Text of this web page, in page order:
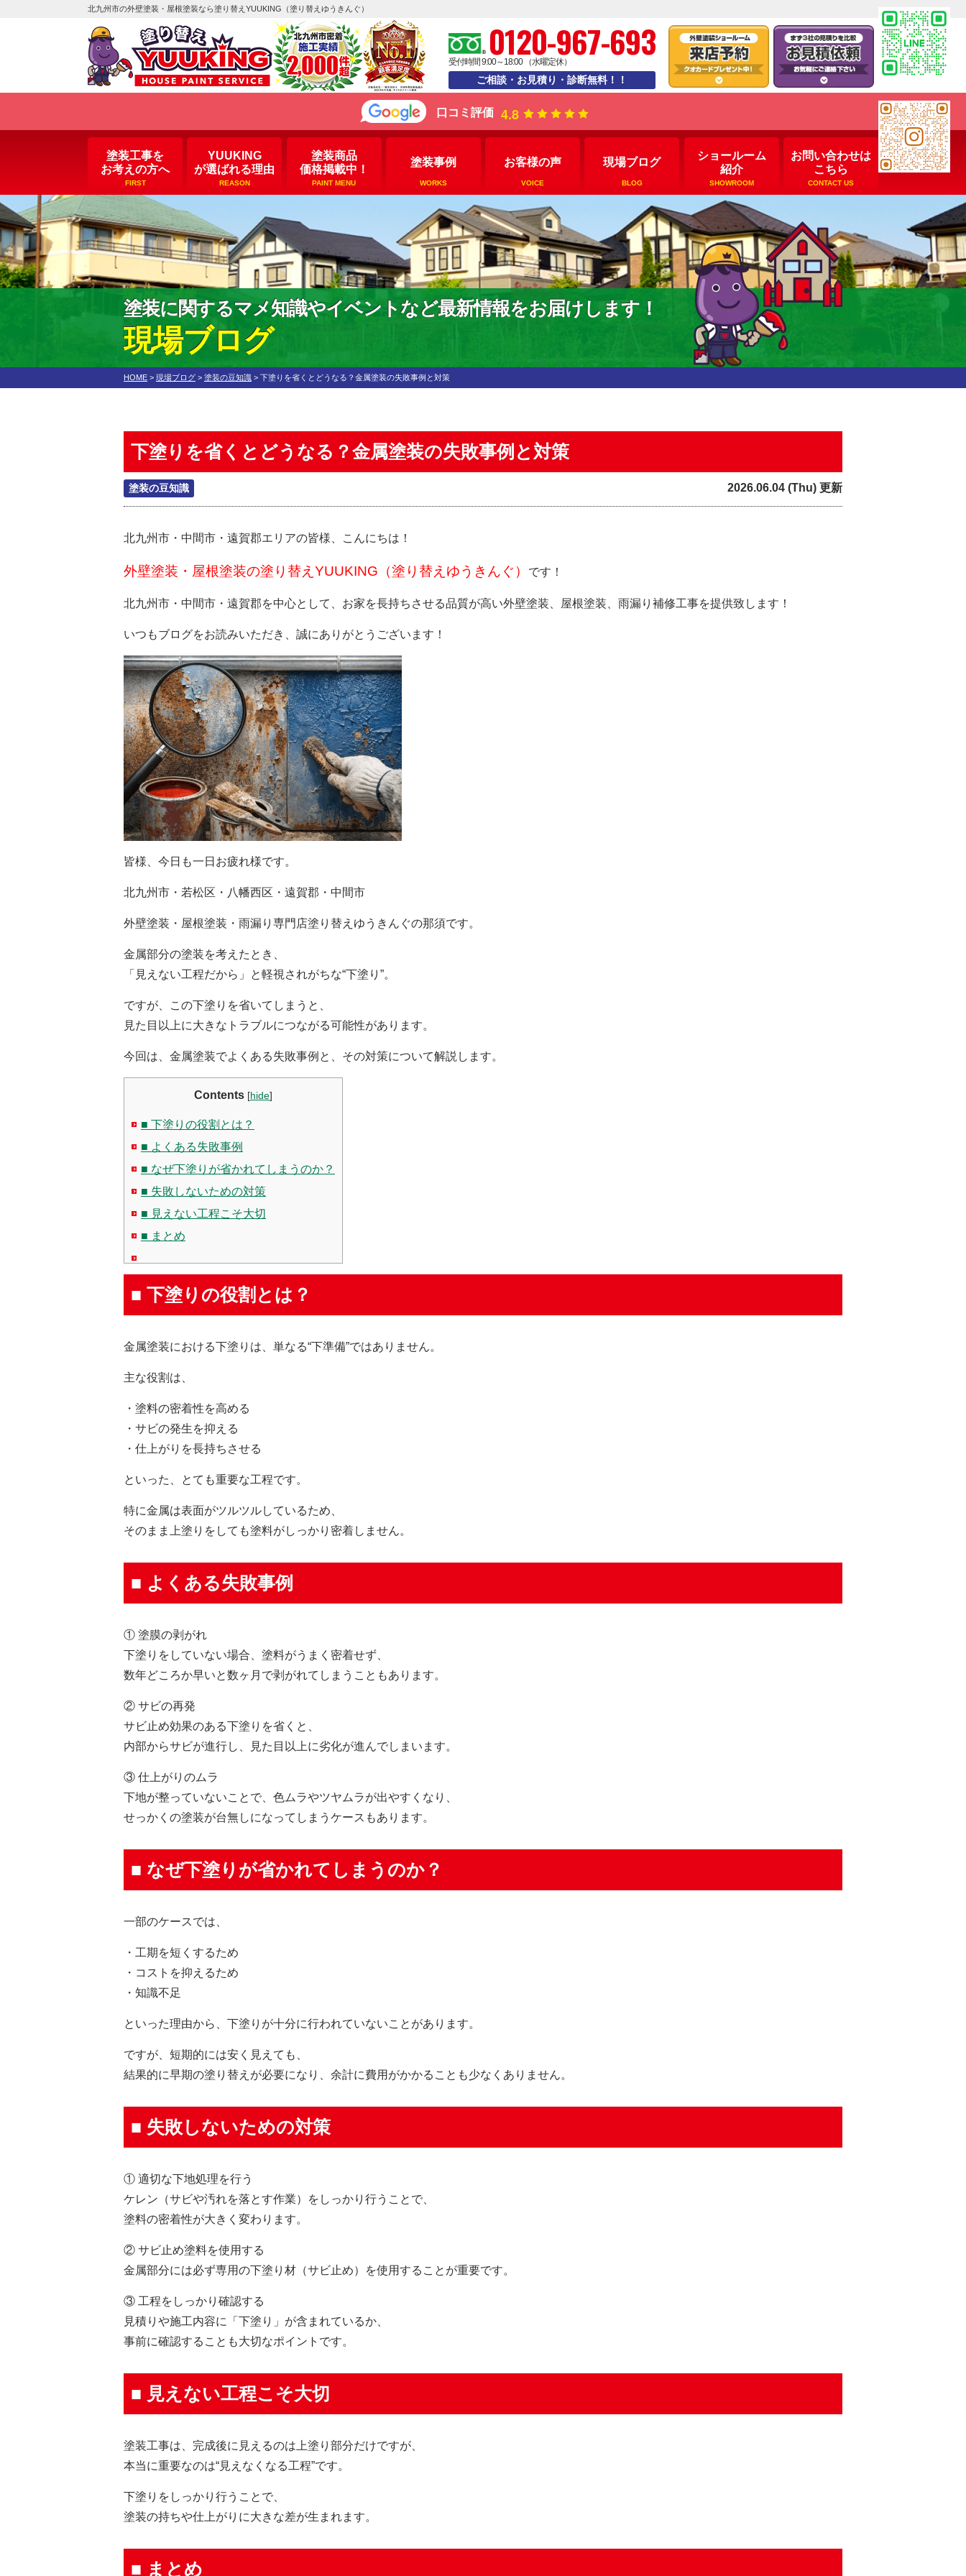
北九州市の外壁塗装・屋根塗装なら塗り替えYUUKING（塗り替えゆうきんぐ）
0120-967-693
受付時間 9:00～18:00 （水曜定休）
ご相談・お見積り・診断無料！！
口コミ評価 4.8
塗装工事を
お考えの方へ
FIRST
YUUKING
が選ばれる理由
REASON
塗装商品
価格掲載中！
PAINT MENU
塗装事例
WORKS
お客様の声
VOICE
現場ブログ
BLOG
ショールーム
紹介
SHOWROOM
お問い合わせは
こちら
CONTACT US
塗装に関するマメ知識やイベントなど最新情報をお届けします！
現場ブログ
HOME > 現場ブログ > 塗装の豆知識 > 下塗りを省くとどうなる？金属塗装の失敗事例と対策
下塗りを省くとどうなる？金属塗装の失敗事例と対策
塗装の豆知識 2026.06.04 (Thu) 更新
北九州市・中間市・遠賀郡エリアの皆様、こんにちは！
外壁塗装・屋根塗装の塗り替えYUUKING（塗り替えゆうきんぐ） です！
北九州市・中間市・遠賀郡を中心として、お家を長持ちさせる品質が高い外壁塗装、屋根塗装、雨漏り補修工事を提供致します！
いつもブログをお読みいただき、誠にありがとうございます！
皆様、今日も一日お疲れ様です。
北九州市・若松区・八幡西区・遠賀郡・中間市
外壁塗装・屋根塗装・雨漏り専門店塗り替えゆうきんぐの那須です。
金属部分の塗装を考えたとき、
「見えない工程だから」と軽視されがちな“下塗り”。
ですが、この下塗りを省いてしまうと、
見た目以上に大きなトラブルにつながる可能性があります。
今回は、金属塗装でよくある失敗事例と、その対策について解説します。
Contents [hide]
■ 下塗りの役割とは？
■ よくある失敗事例
■ なぜ下塗りが省かれてしまうのか？
■ 失敗しないための対策
■ 見えない工程こそ大切
■ まとめ
■ 下塗りの役割とは？
金属塗装における下塗りは、単なる“下準備”ではありません。
主な役割は、
・塗料の密着性を高める
・サビの発生を抑える
・仕上がりを長持ちさせる
といった、とても重要な工程です。
特に金属は表面がツルツルしているため、
そのまま上塗りをしても塗料がしっかり密着しません。
■ よくある失敗事例
① 塗膜の剥がれ
下塗りをしていない場合、塗料がうまく密着せず、
数年どころか早いと数ヶ月で剥がれてしまうこともあります。
② サビの再発
サビ止め効果のある下塗りを省くと、
内部からサビが進行し、見た目以上に劣化が進んでしまいます。
③ 仕上がりのムラ
下地が整っていないことで、色ムラやツヤムラが出やすくなり、
せっかくの塗装が台無しになってしまうケースもあります。
■ なぜ下塗りが省かれてしまうのか？
一部のケースでは、
・工期を短くするため
・コストを抑えるため
・知識不足
といった理由から、下塗りが十分に行われていないことがあります。
ですが、短期的には安く見えても、
結果的に早期の塗り替えが必要になり、余計に費用がかかることも少なくありません。
■ 失敗しないための対策
① 適切な下地処理を行う
ケレン（サビや汚れを落とす作業）をしっかり行うことで、
塗料の密着性が大きく変わります。
② サビ止め塗料を使用する
金属部分には必ず専用の下塗り材（サビ止め）を使用することが重要です。
③ 工程をしっかり確認する
見積りや施工内容に「下塗り」が含まれているか、
事前に確認することも大切なポイントです。
■ 見えない工程こそ大切
塗装工事は、完成後に見えるのは上塗り部分だけですが、
本当に重要なのは“見えなくなる工程”です。
下塗りをしっかり行うことで、
塗装の持ちや仕上がりに大きな差が生まれます。
■ まとめ